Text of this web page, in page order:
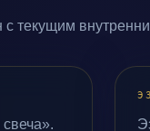
текущим